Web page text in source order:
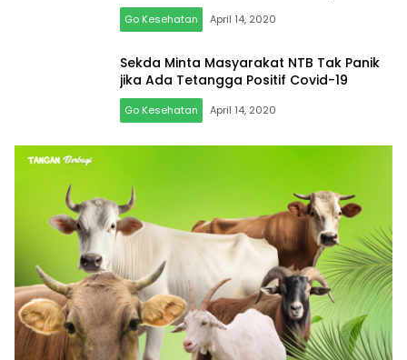
Go Kesehatan April 14, 2020
Sekda Minta Masyarakat NTB Tak Panik
jika Ada Tetangga Positif Covid-19
Go Kesehatan April 14, 2020